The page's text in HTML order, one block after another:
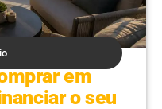
em
o seu